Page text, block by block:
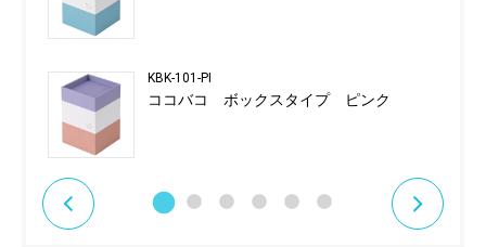
KBK-101-PI
ココバコ ボックスタイプ ピンク